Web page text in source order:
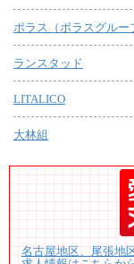
ポラス（ポラスグルー
ランスタッド
LITALICO
大林組
名古屋地区、尾張地